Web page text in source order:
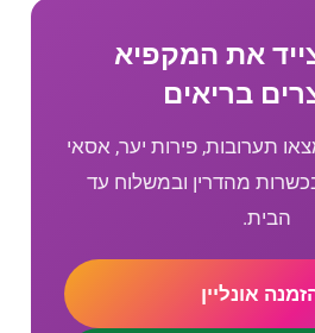
את המקפיא
בריאים
תערובות, פירות יער, אסאי
מהדרין ובמשלוח עד
הבית.
אונליין